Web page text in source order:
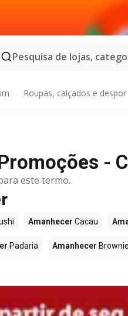
Pesquisa de lojas,
Roupas, calçados e despor
-
este termo.
Amanhecer Cacau
Padaria Amanhecer